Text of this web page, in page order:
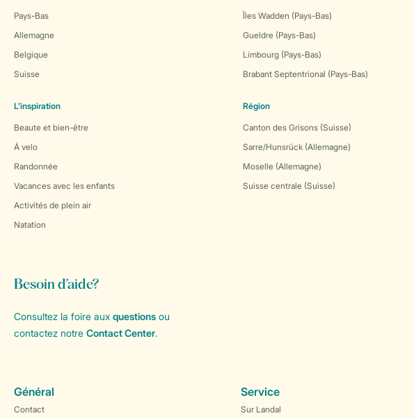
Pays-Bas
Allemagne
Belgique
Suisse
L’inspiration
Beaute et bien-être
Á velo
Randonnée
Vacances avec les enfants
Activités de plein air
Natation
Îles Wadden (Pays-Bas)
Gueldre (Pays-Bas)
Limbourg (Pays-Bas)
Brabant Septentrional (Pays-Bas)
Région
Canton des Grisons (Suisse)
Sarre/Hunsrück (Allemagne)
Moselle (Allemagne)
Suisse centrale (Suisse)
Besoin d’aide?
Consultez la foire aux questions ou
contactez notre Contact Center.
Général
Contact
Service
Sur Landal